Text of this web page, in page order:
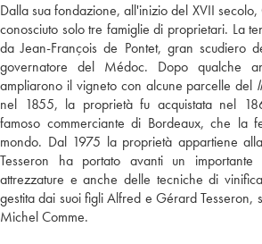
Dalla sua fondazione, all'inizio del XVII secolo,
conosciuto solo tre famiglie di proprietari. La
da Jean-François de Pontet, gran scudiero
governatore del Médoc. Dopo qualche
ampliarono il vigneto con alcune parcelle del
nel 1855, la proprietà fu acquistata nel
famoso commerciante di Bordeaux, che la
mondo. Dal 1975 la proprietà appartiene
Tesseron ha portato avanti un importante
attrezzature e anche delle tecniche di
gestita dai suoi figli Alfred e Gérard Tesseron,
Michel Comme.